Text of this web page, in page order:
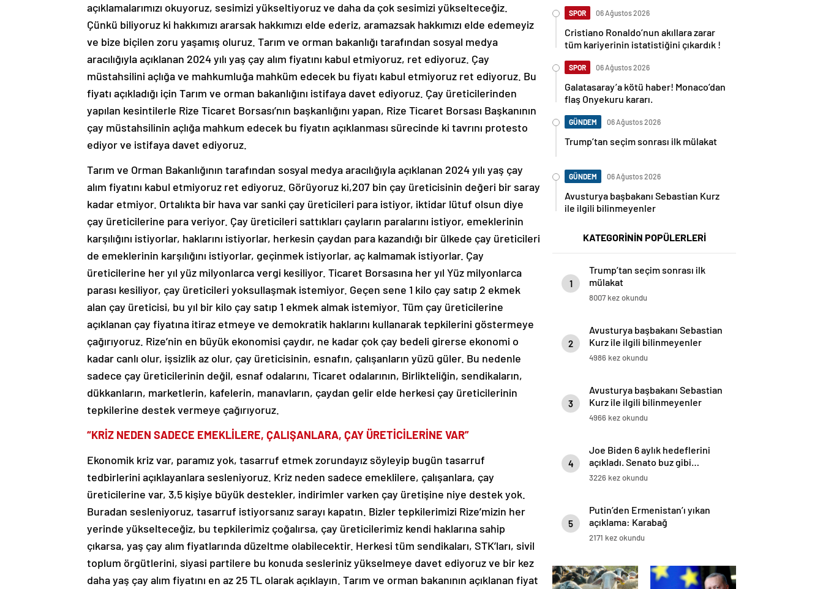
açıklamalarımızı okuyoruz, sesimizi yükseltiyoruz ve daha da çok sesimizi yükselteceğiz.
Çünkü biliyoruz ki hakkımızı ararsak hakkımızı elde ederiz, aramazsak hakkımızı elde edemeyiz
ve bize biçilen zoru yaşamış oluruz. Tarım ve orman bakanlığı tarafından sosyal medya
aracılığıyla açıklanan 2024 yılı yaş çay alım fiyatını kabul etmiyoruz, ret ediyoruz. Çay
müstahsilini açlığa ve mahkumluğa mahküm edecek bu fiyatı kabul etmiyoruz ret ediyoruz. Bu
fiyatı açıkladığı için Tarım ve orman bakanlığını istifaya davet ediyoruz. Çay üreticilerinden
yapılan kesintilerle Rize Ticaret Borsası’nın başkanlığını yapan, Rize Ticaret Borsası Başkanının
çay müstahsilinin açlığa mahkum edecek bu fiyatın açıklanması sürecinde ki tavrını protesto
ediyor ve istifaya davet ediyoruz.
Tarım ve Orman Bakanlığının tarafından sosyal medya aracılığıyla açıklanan 2024 yılı yaş çay
alım fiyatını kabul etmiyoruz ret ediyoruz. Görüyoruz ki,207 bin çay üreticisinin değeri bir saray
kadar etmiyor. Ortalıkta bir hava var sanki çay üreticileri para istiyor, iktidar lütuf olsun diye
çay üreticilerine para veriyor. Çay üreticileri sattıkları çayların paralarını istiyor, emeklerinin
karşılığını istiyorlar, haklarını istiyorlar, herkesin çaydan para kazandığı bir ülkede çay üreticileri
de emeklerinin karşılığını istiyorlar, geçinmek istiyorlar, aç kalmamak istiyorlar. Çay
üreticilerine her yıl yüz milyonlarca vergi kesiliyor. Ticaret Borsasına her yıl Yüz milyonlarca
parası kesiliyor, çay üreticileri yoksullaşmak istemiyor. Geçen sene 1 kilo çay satıp 2 ekmek
alan çay üreticisi, bu yıl bir kilo çay satıp 1 ekmek almak istemiyor. Tüm çay üreticilerine
açıklanan çay fiyatına itiraz etmeye ve demokratik haklarını kullanarak tepkilerini göstermeye
çağırıyoruz. Rize’nin en büyük ekonomisi çaydır, ne kadar çok çay bedeli girerse ekonomi o
kadar canlı olur, işsizlik az olur, çay üreticisinin, esnafın, çalışanların yüzü güler. Bu nedenle
sadece çay üreticilerinin değil, esnaf odalarını, Ticaret odalarının, Birlikteliğin, sendikaların,
dükkanların, marketlerin, kafelerin, manavların, çaydan gelir elde herkesi çay üreticilerinin
tepkilerine destek vermeye çağırıyoruz.
“KRİZ NEDEN SADECE EMEKLİLERE, ÇALIŞANLARA, ÇAY ÜRETİCİLERİNE VAR”
Ekonomik kriz var, paramız yok, tasarruf etmek zorundayız söyleyip bugün tasarruf
tedbirlerini açıklayanlara sesleniyoruz. Kriz neden sadece emeklilere, çalışanlara, çay
üreticilerine var, 3,5 kişiye büyük destekler, indirimler varken çay üretişine niye destek yok.
Buradan sesleniyoruz, tasarruf istiyorsanız sarayı kapatın. Bizler tepkilerimizi Rize’mizin her
yerinde yükselteceğiz, bu tepkilerimiz çoğalırsa, çay üreticilerimiz kendi haklarına sahip
çıkarsa, yaş çay alım fiyatlarında düzeltme olabilecektir. Herkesi tüm sendikaları, STK’ları, sivil
toplum örgütlerini, siyasi partilere bu konuda sesleriniz yükselmeye davet ediyoruz ve bir kez
daha yaş çay alım fiyatını en az 25 TL olarak açıklayın. Tarım ve orman bakanının açıklanan fiyat
SPOR 06 Ağustos 2026
Cristiano Ronaldo’nun akıllara zarar
tüm kariyerinin istatistiğini çıkardık !
SPOR 06 Ağustos 2026
Galatasaray’a kötü haber! Monaco’dan
flaş Onyekuru kararı.
GÜNDEM 06 Ağustos 2026
Trump’tan seçim sonrası ilk mülakat
GÜNDEM 06 Ağustos 2026
Avusturya başbakanı Sebastian Kurz
ile ilgili bilinmeyenler
KATEGORİNİN POPÜLERLERİ
1
Trump’tan seçim sonrası ilk
mülakat
8007 kez okundu
2
Avusturya başbakanı Sebastian
Kurz ile ilgili bilinmeyenler
4986 kez okundu
3
Avusturya başbakanı Sebastian
Kurz ile ilgili bilinmeyenler
4966 kez okundu
4
Joe Biden 6 aylık hedeflerini
açıkladı. Senato buz gibi…
3226 kez okundu
5
Putin’den Ermenistan’ı yıkan
açıklama: Karabağ
Azerbaycan’ın ayrılmaz bir
2171 kez okundu